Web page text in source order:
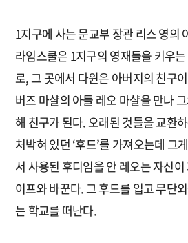
1지구에 사는 문교부 장관 리스 영의
라임스쿨은 1지구의 영재들을 키우
로, 그 곳에서 다윈은 아버지의 친구
버즈 마샬의 아들 레오 마샬을 만나
해 친구가 된다. 오래된 것들을 교환
처박혀 있던 ‘후드’를 가져오는데 그
서 사용된 후디임을 안 레오는 자신
이프와 바꾼다. 그 후드를 입고 무단
는 학교를 떠난다.